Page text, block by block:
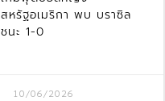
สหรัฐอเมริกา พบ บราซิล
ชนะ 1-0
10/06/2026